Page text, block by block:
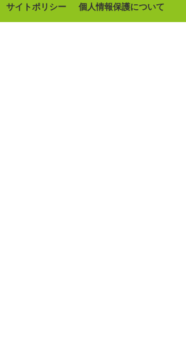
サイトポリシー 個人情報保護について